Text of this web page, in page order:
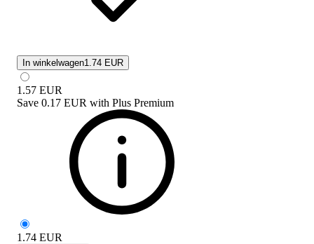
In winkelwagen1.74 EUR
1.57 EUR
Save 0.17 EUR with Plus Premium
1.74 EUR